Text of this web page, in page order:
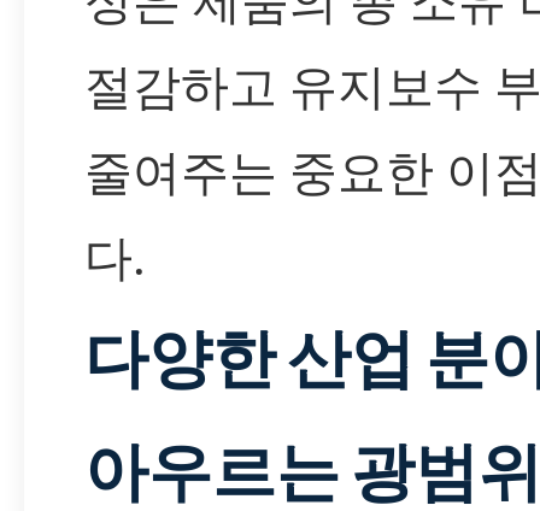
절감하고 유지보수
줄여주는 중요한 이
다.
다양한 산업 분
아우르는 광범